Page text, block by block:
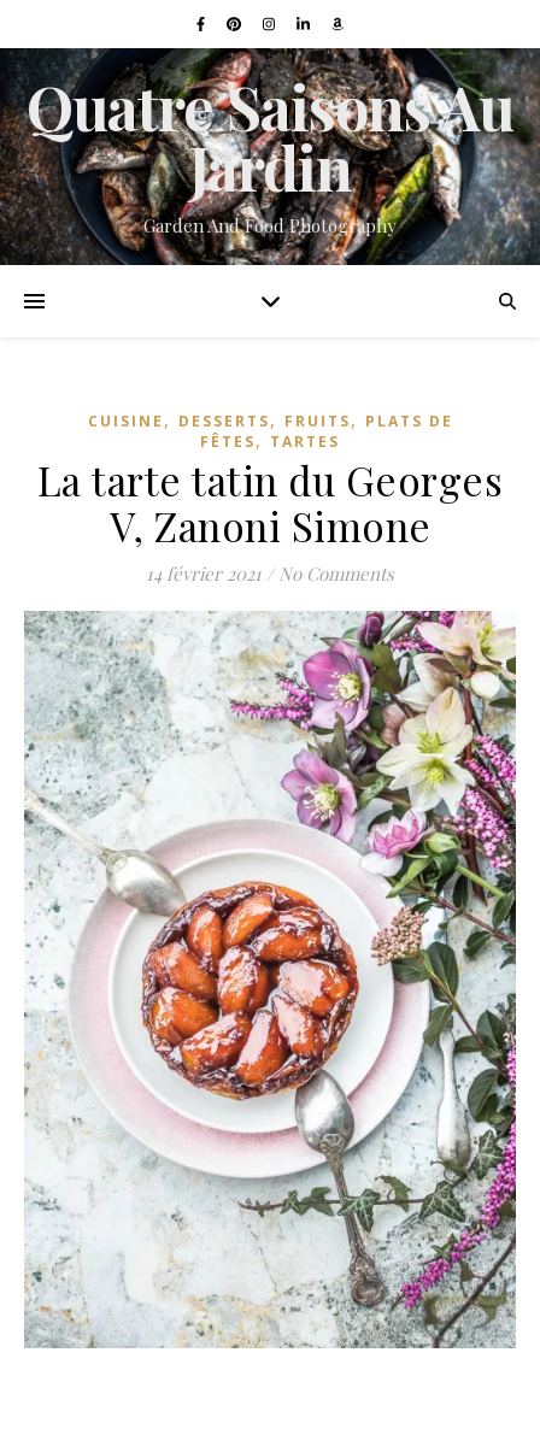
Quatre Saisons Au
Jardin
Garden And Food Photography
CUISINE , DESSERTS, FRUITS, PLATS DE
FÊTES, TARTES
La tarte tatin du Georges
V, Zanoni Simone
14 février 2021 / No Comments